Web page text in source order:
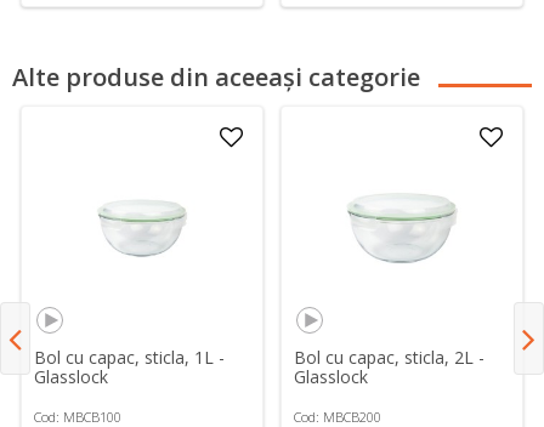
Alte produse din aceeași categorie
Bol cu capac, sticla, 1L -
Glasslock
Cod: MBCB100
Bol cu capac, sticla, 2L -
Glasslock
Cod: MBCB200